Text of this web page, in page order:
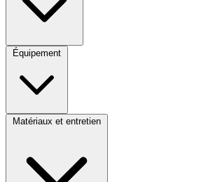
Équipement
Matériaux et entretien